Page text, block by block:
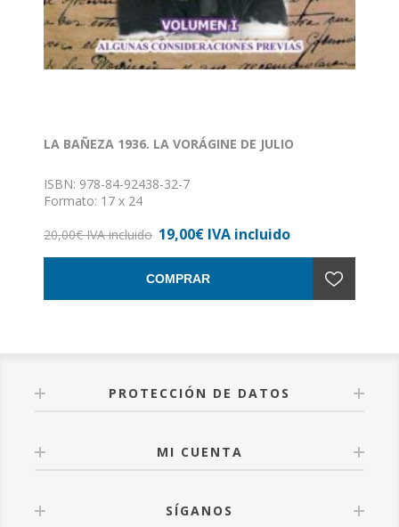
LA BAÑEZA 1936. LA VORÁGINE DE JULIO
ISBN: 978-84-92438-32-7
Formato: 17 x 24
Encuadernación: Rústica con solapas
20,00€ IVA incluido 19,00€ IVA incluido
COMPRAR
PROTECCIÓN DE DATOS
MI CUENTA
SÍGANOS